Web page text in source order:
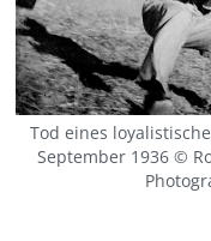
Tod eines
September 1936 ©